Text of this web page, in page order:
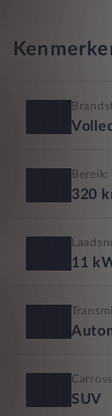
Bereik:
320
11
SUV